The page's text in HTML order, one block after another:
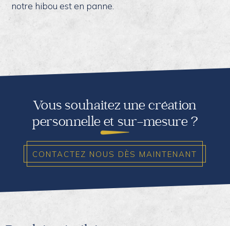
notre hibou est en panne.
Vous souhaitez une création
personnelle et sur-mesure ?
CONTACTEZ NOUS DÈS MAINTENANT